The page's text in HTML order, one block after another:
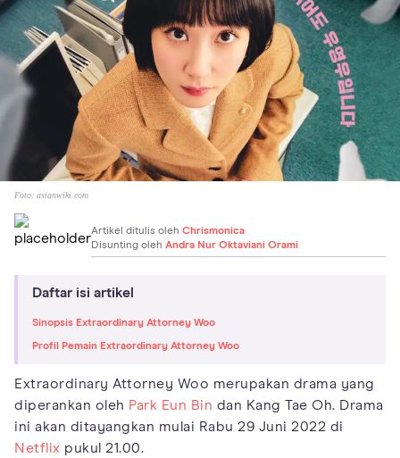
Foto: asianwiki.com
Artikel ditulis oleh Chrismonica
Disunting oleh Andra Nur Oktaviani Orami
Daftar isi artikel
Sinopsis Extraordinary Attorney Woo
Profil Pemain Extraordinary Attorney Woo
Extraordinary Attorney Woo merupakan drama yang
diperankan oleh Park Eun Bin dan Kang Tae Oh. Drama
ini akan ditayangkan mulai Rabu 29 Juni 2022 di
Netflix pukul 21.00.